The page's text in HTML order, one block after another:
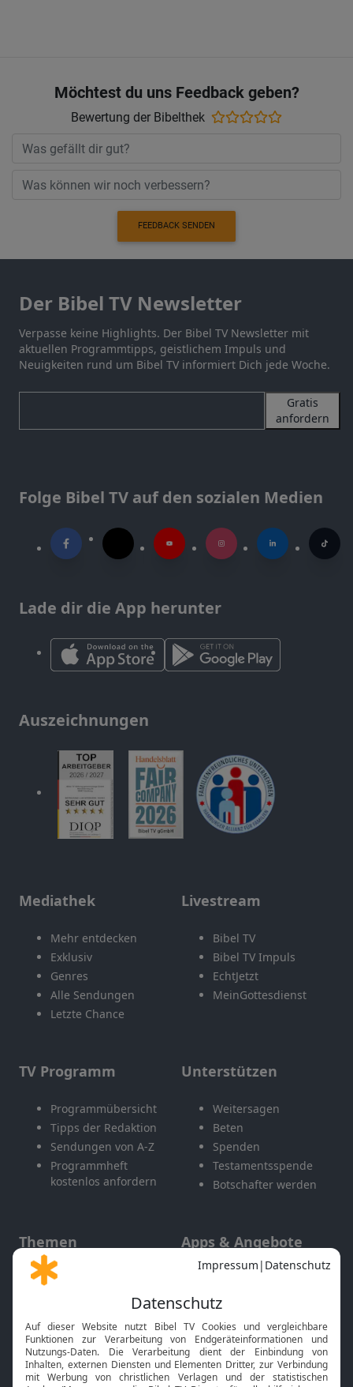
Möchtest du uns Feedback geben?
Bewertung der Bibelthek
FEEDBACK SENDEN
Der Bibel TV Newsletter
Verpasse keine Highlights. Der Bibel TV Newsletter mit
aktuellen Programmtipps, geistlichem Impuls und
Neuigkeiten rund um Bibel TV informiert Dich jede Woche.
Gratis
anfordern
Folge Bibel TV auf den sozialen Medien
Lade dir die App herunter
Auszeichnungen
Mediathek
Mehr entdecken
Exklusiv
Genres
Alle Sendungen
Letzte Chance
Livestream
Bibel TV
Bibel TV Impuls
EchtJetzt
MeinGottesdienst
TV Programm
Programmübersicht
Tipps der Redaktion
Sendungen von A-Z
Programmheft
kostenlos anfordern
Unterstützen
Weitersagen
Beten
Spenden
Testamentsspende
Botschafter werden
Themen
Gott und Bibel erklärt
Neuigkeiten
Apps & Angebote
Mobile App
Smart TV
HbbTV
Bibelthek Online-Bibel